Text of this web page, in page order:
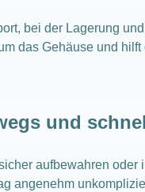
bei der Lagerung
das Gehäuse und
und
aufbewahren